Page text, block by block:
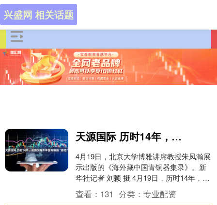
兴盛网 相关话题
天源国际 历时14年，我国为海外中国青铜器“建档”
4月19日，北京大学博雅讲席教授朱凤瀚展
示出版的《海外藏中国青铜器集录》。新
华社记者 刘颖 摄 4月19日，历时14年，北
京大学博雅讲席教授朱凤瀚领衔编纂的
《海....
查看： 131 分类： 专业配资